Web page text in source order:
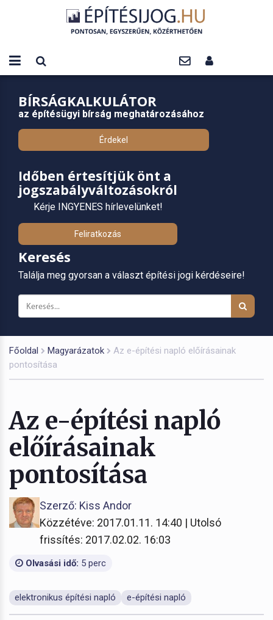
BÍRSÁGKALKULÁTOR
az építésügyi bírság meghatározásához
Érdekel
Időben értesítjük önt a
jogszabályváltozásokról
Kérje INGYENES hírlevelünket!
Feliratkozás
Keresés
Találja meg gyorsan a választ építési jogi kérdéseire!
Főoldal Magyarázatok
Az e-építési napló előírásainak
pontosítása
Az e-építési napló
előírásainak
pontosítása
Szerző: Kiss Andor
Közzétéve: 2017.01.11. 14:40 | Utolsó
frissítés: 2017.02.02. 16:03
Olvasási idő: 5 perc
elektronikus építési napló e-építési napló